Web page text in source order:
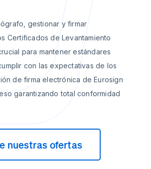
gestionar y firmar
Certificados de Levantamiento
para mantener estándares
con las expectativas de los
de firma electrónica de Eurosign
garantizando total conformidad
nuestras ofertas